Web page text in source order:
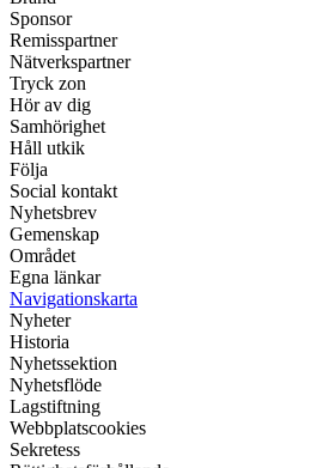
Sponsor
Remisspartner
Nätverkspartner
Tryck zon
Hör av dig
Samhörighet
Håll utkik
Följa
Social kontakt
Nyhetsbrev
Gemenskap
Området
Egna länkar
Navigationskarta
Nyheter
Historia
Nyhetssektion
Nyhetsflöde
Lagstiftning
Webbplatscookies
Sekretess